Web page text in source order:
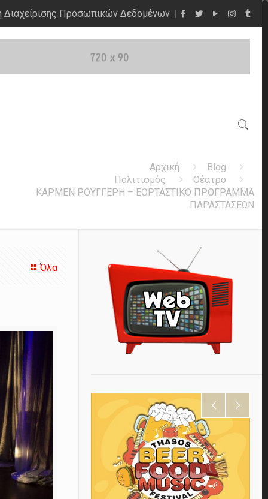
Διαχείρισης Προσωπικών Δεδομένων
Αρχική
Blog
Πολιτισμός
Θέατρο
ΚΑΡΜΕΝ ΡΟΥΓΓΕΡΗ – ΕΟΡΤΑΣΤΙΚΟ ΠΡΟΓΡΑΜΜΑ
ΠΑΡΑΣΤΑΣΕΩΝ
Όλα